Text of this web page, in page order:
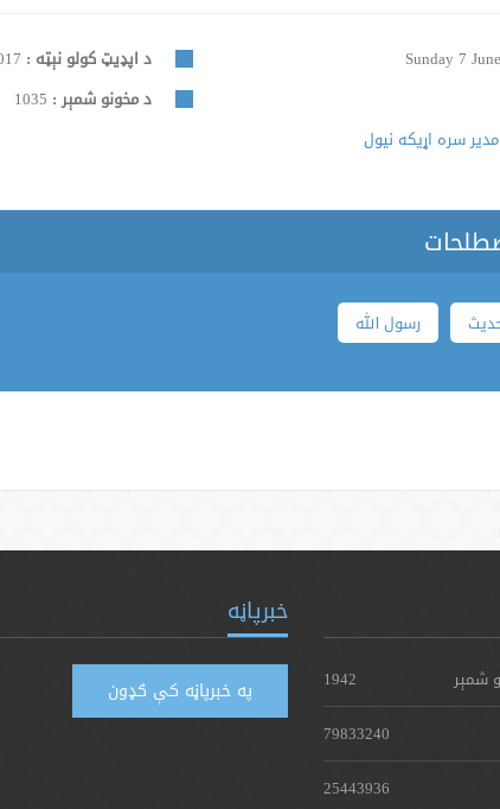
Sunday 7 د اپډیټ کولو نېټه :
د مخونو شمېر :
سره اړیکه نیول
رسول الله
شمېر
1942
79833240
25443936
خبرپاڼه
په خبرپاڼه کې ګډون